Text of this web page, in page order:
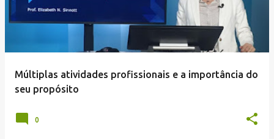
Múltiplas atividades profissionais e a importância do
seu propósito
0